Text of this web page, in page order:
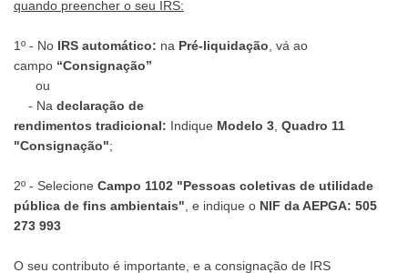
quando preencher o seu IRS:
1º - No IRS automático: na Pré-liquidação , vá ao
campo “Consignação”
ou
- Na declaração de
rendimentos tradicional: Indique Modelo 3 Quadro 11
"Consignação";
2º - Selecione Campo 1102 "Pessoas coletivas de utilidade
pública de fins ambientais" , e indique o NIF da AEPGA: 505
273 993
O seu contributo é importante, e a consignação de IRS